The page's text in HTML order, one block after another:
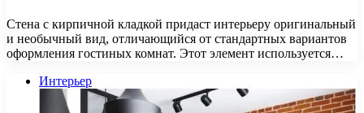
Стена с кирпичной кладкой придаст интерьеру оригинальный
и необычный вид, отличающийся от стандартных вариантов
оформления гостиных комнат. Этот элемент используется…
Интерьер